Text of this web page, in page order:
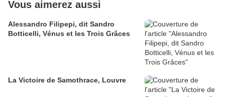
Vous aimerez aussi
Alessandro Filipepi, dit Sandro
Botticelli, Vénus et les Trois Grâces
La Victoire de Samothrace, Louvre